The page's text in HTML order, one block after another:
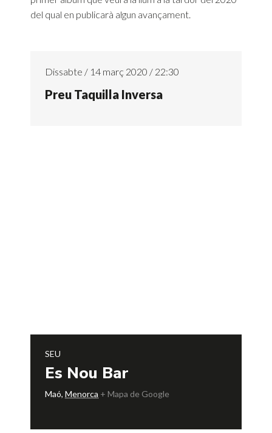
del qual en publicarà algun avançament.
Dissabte / 14 març 2020 / 22:30
Preu Taquilla Inversa
SEU
Es Nou Bar
Maó, Menorca + Mapa de Google